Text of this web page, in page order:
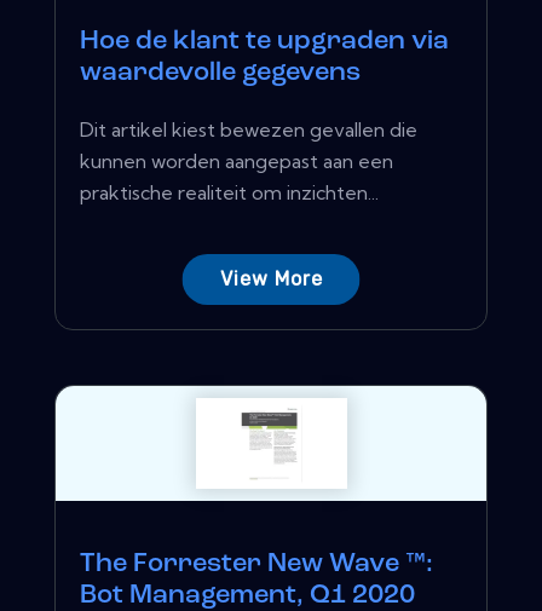
Hoe de klant te upgraden via
waardevolle gegevens
Dit artikel kiest bewezen gevallen die
kunnen worden aangepast aan een
praktische realiteit om inzichten...
View More
The Forrester New Wave ™:
Bot Management, Q1 2020